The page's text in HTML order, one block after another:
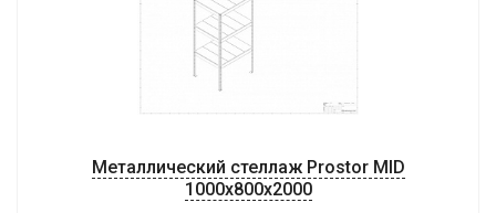
Металлический стеллаж Prostor MID
1000x800x2000